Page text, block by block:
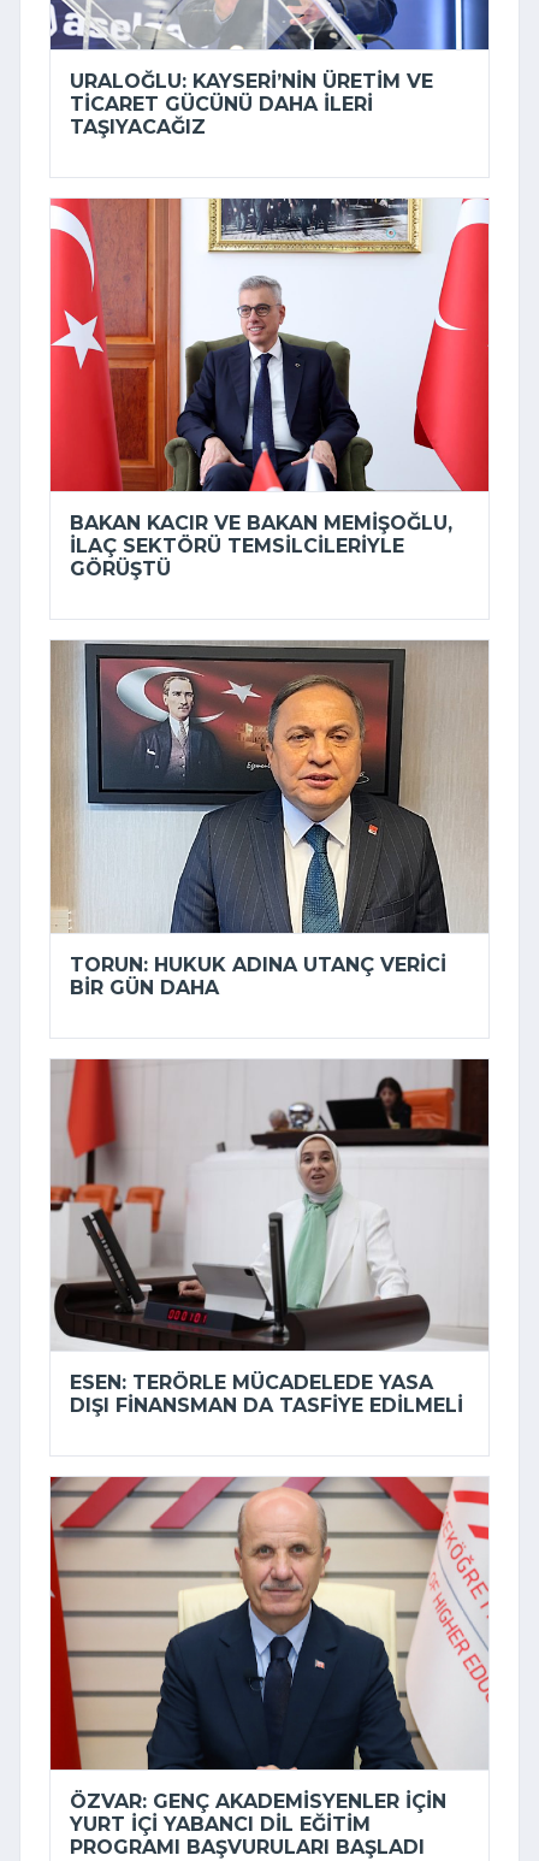
URALOĞLU: KAYSERI’NIN ÜRETIM VE
TICARET GÜCÜNÜ DAHA ILERI
TAŞIYACAĞIZ
BAKAN KACIR VE BAKAN MEMIŞOĞLU,
ILAÇ SEKTÖRÜ TEMSILCILERIYLE
GÖRÜŞTÜ
TORUN: HUKUK ADINA UTANÇ VERICI
BIR GÜN DAHA
ESEN: TERÖRLE MÜCADELEDE YASA
DIŞI FINANSMAN DA TASFIYE EDILMELI
ÖZVAR: GENÇ AKADEMISYENLER IÇIN
YURT IÇI YABANCI DIL EĞITIM
PROGRAMI BAŞVURULARI BAŞLADI